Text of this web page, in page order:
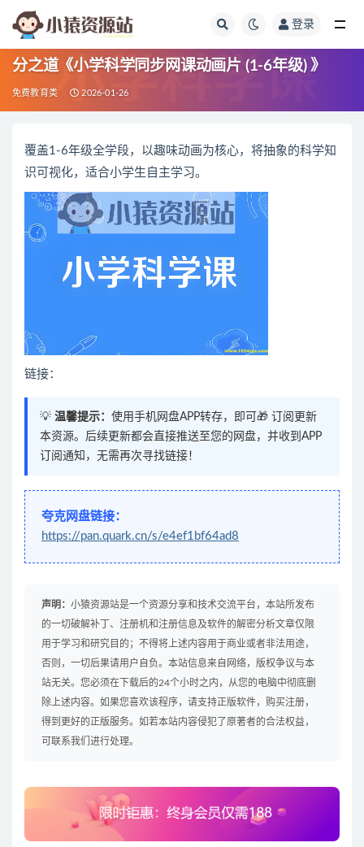
登录
分之道《小学科学同步网课动画片 (1-6年级) 》
免费教育类 2026-01-26
覆盖1-6年级全学段，以趣味动画为核心，将抽象的科学知
识可视化，适合小学生自主学习。
链接：
💡 温馨提示： 使用手机网盘APP转存，即可🎁 订阅更新
本资源。后续更新都会直接推送至您的网盘，并收到APP
订阅通知，无需再次寻找链接！
夸克网盘链接：
https://pan.quark.cn/s/e4ef1bf64ad8
声明： 小猿资源站是一个资源分享和技术交流平台，本站所发布
的一切破解补丁、注册机和注册信息及软件的解密分析文章仅限
用于学习和研究目的；不得将上述内容用于商业或者非法用途，
否则，一切后果请用户自负。本站信息来自网络，版权争议与本
站无关。您必须在下载后的24个小时之内，从您的电脑中彻底删
除上述内容。如果您喜欢该程序，请支持正版软件，购买注册，
得到更好的正版服务。如若本站内容侵犯了原著者的合法权益，
可联系我们进行处理。